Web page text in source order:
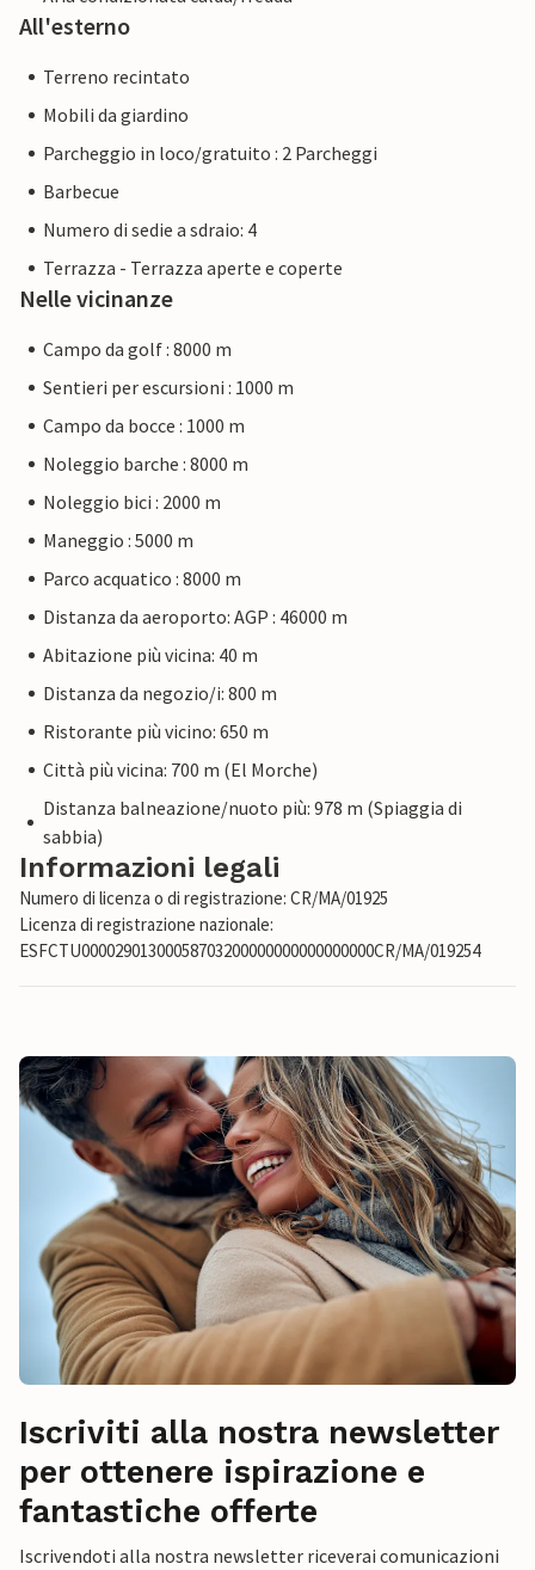
All'esterno
Terreno recintato
Mobili da giardino
Parcheggio in loco/gratuito : 2 Parcheggi
Barbecue
Numero di sedie a sdraio: 4
Terrazza - Terrazza aperte e coperte
Nelle vicinanze
Campo da golf : 8000 m
Sentieri per escursioni : 1000 m
Campo da bocce : 1000 m
Noleggio barche : 8000 m
Noleggio bici : 2000 m
Maneggio : 5000 m
Parco acquatico : 8000 m
Distanza da aeroporto: AGP : 46000 m
Abitazione più vicina: 40 m
Distanza da negozio/i: 800 m
Ristorante più vicino: 650 m
Città più vicina: 700 m (El Morche)
Distanza balneazione/nuoto più: 978 m (Spiaggia di
sabbia)
Informazioni legali
Numero di licenza o di registrazione: CR/MA/01925
Licenza di registrazione nazionale:
ESFCTU00002901300058703200000000000000000CR/MA/019254
Iscriviti alla nostra newsletter
per ottenere ispirazione e
fantastiche offerte
Iscrivendoti alla nostra newsletter riceverai comunicazioni